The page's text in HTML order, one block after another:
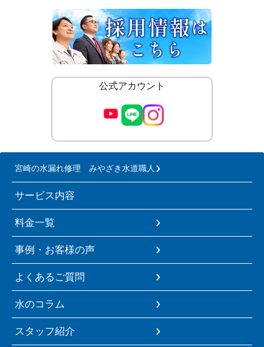
公式アカウント
宮崎の水漏れ修理 みやざき水道職人
サービス内容
料金一覧
事例・お客様の声
よくあるご質問
水のコラム
スタッフ紹介